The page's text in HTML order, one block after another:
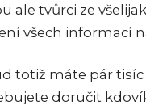
ale tvůrci ze
všech informací
totiž máte pár
doručit